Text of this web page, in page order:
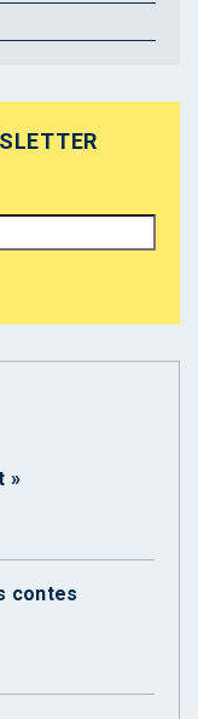
»
contes